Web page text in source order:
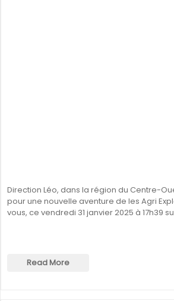
Direction Léo, dans la région du Centre-
pour une nouvelle aventure de les Agri
vous, ce vendredi 31 janvier 2025 à 17h39
Read More